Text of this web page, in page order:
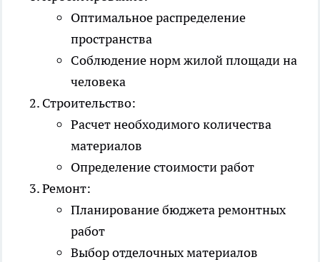
Оптимальное распределение
пространства
Соблюдение норм жилой площади на
человека
Строительство:
Расчет необходимого количества
материалов
Определение стоимости работ
Ремонт:
Планирование бюджета ремонтных
работ
Выбор отделочных материалов